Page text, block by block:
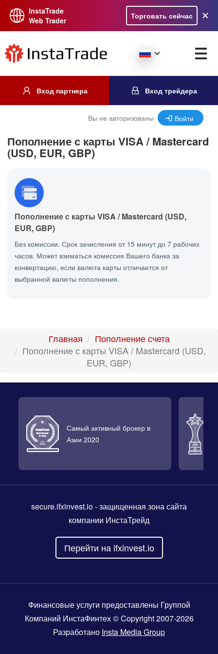
InstaTrade
Web Trader
Торговать сейчас
Вход партнера Вход трейдера
Вы не авторизованы Войти
Пополнение с карты VISA / Mastercard
(USD, EUR, GBP)
Пополнение с карты VISA / Mastercard (USD,
EUR, GBP)
Без комиссии. Срок зачисления от 15 минут до 7 рабочих
часов. Может взиматься комиссия Вашего банка за
конвертацию, если валюта карты отличается от
выбранной валюты пополнения.
Главная
Пополнение счета
Пополнение с карты VISA / Mastercard (USD,
EUR, GBP)
Самый активный брокер в
Азии 2020
secure.ifxinvest.io- защищенная зона сайта
компании ИнстаТрейд
Перейти на ifxinvest.io
Финансовые услуги предоставлены Группой
Компаний ИнстаФинтех © Copyright 2007-2026
Разработано Insta Media Group